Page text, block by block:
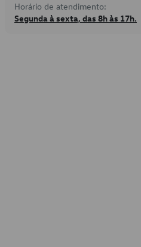
Horário de atendimento:
Segunda à sexta, das 8h às 17h.